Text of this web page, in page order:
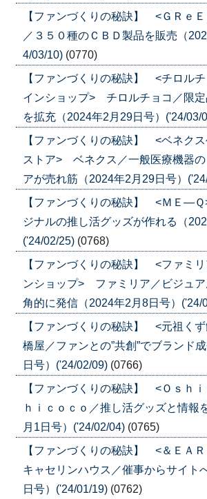
【ファンづくりの秘訣】 <ＧＲｅ
／３５０種のＣＢＤ製品を販売（
4/03/10) (0770)
【ファンづくりの秘訣】 <チロル
インショップ> チロルチョコ／限定
を拡充（2024年2月29日号）('24/03/
【ファンづくりの秘訣】 <ベネク
ストア> ベネクス／一般医療機器の
アが売れ筋（2024年2月29日号）
【ファンづくりの秘訣】 <ＭＥ―
ジナルの推し活グッズが作れる（
('24/02/25) (0768)
【ファンづくりの秘訣】 <ファミ
ンショップ> ファミリア／ビジュア
角的に発信（2024年2月8日号）('24/
【ファンづくりの秘訣】 <元祖
橋屋／ファンとの”共創”でブランド
日号）('24/02/09) (0766)
【ファンづくりの秘訣】 <Ｏｓｈ
ｈｉｃｏｃｏ／推し活グッズと情報
月1日号）('24/02/04) (0765)
【ファンづくりの秘訣】 <＆Ｅ
キャセリンハウス／催事からサイト
日号）('24/01/19) (0762)